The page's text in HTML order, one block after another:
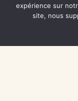
NOS SOUTIENS
CENTRE NATIONAL DU
expérience sur
site, nous